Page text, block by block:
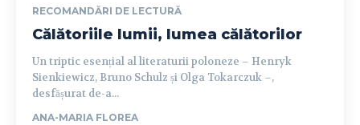
RECOMANDĂRI DE LECTURĂ
Călătoriile lumii, lumea călătorilor
Un triptic esențial al literaturii poloneze – Henryk
Sienkiewicz, Bruno Schulz și Olga Tokarczuk –,
desfășurat de-a...
ANA-MARIA FLOREA